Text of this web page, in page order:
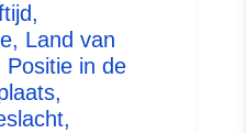
2011
December 2011
2011
December 2011
Land van
in de